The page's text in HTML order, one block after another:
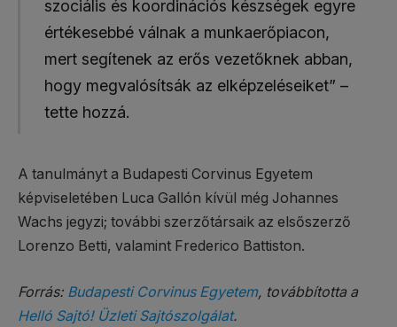
szociális és koordinációs készségek egyre
értékesebbé válnak a munkaerőpiacon,
mert segítenek az erős vezetőknek abban,
hogy megvalósítsák az elképzeléseiket” –
tette hozzá.
A tanulmányt a Budapesti Corvinus Egyetem
képviseletében Luca Gallón kívül még Johannes
Wachs jegyzi; további szerzőtársaik az elsőszerző
Lorenzo Betti, valamint Frederico Battiston.
Forrás: Budapesti Corvinus Egyetem, továbbította a
Helló Sajtó! Üzleti Sajtószolgálat.